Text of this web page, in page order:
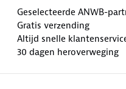
Geselecteerde ANWB-
Gratis verzending
Altijd snelle
30 dagen heroverweging